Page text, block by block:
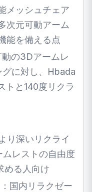
メッシュチェア
次元可動アーム
能を備える点
の3Dアームレ
グに対し、Hbada
トと140度リクラ
り深いリクライ
レストの自由度
める人向け
国内リラクゼー